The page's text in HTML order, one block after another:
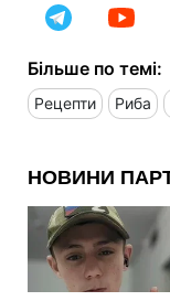
Більше по темі:
Рецепти Риба